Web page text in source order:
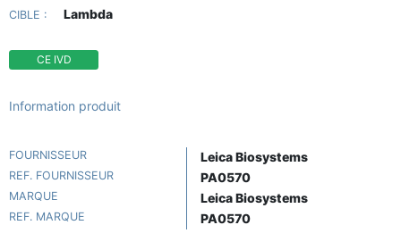
CIBLE : Lambda
CE IVD
Information produit
FOURNISSEUR Leica Biosystems
REF. FOURNISSEUR PA0570
MARQUE Leica Biosystems
REF. MARQUE PA0570